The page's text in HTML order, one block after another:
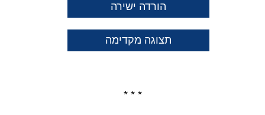
הורדה ישירה
תצוגה מקדימה
* * *